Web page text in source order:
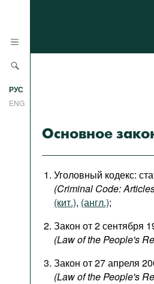
РУС
ENG
Профили
Ресурсы
Литература
Сайты
организаций
Фильмы
Подкасты
О проекте
Основное
Уголовный кодекс:
(Criminal Code:
(кит.), (англ.);
Закон от 2 сентября
(Law of the People's
Закон от 27 апреля
(Law of the People's